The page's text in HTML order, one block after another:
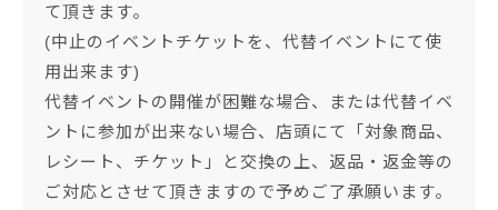
て頂きます。
(中止のイベントチケットを、代替イベントにて使
用出来ます)
代替イベントの開催が困難な場合、または代替イベ
ントに参加が出来ない場合、店頭にて「対象商品、
レシート、チケット」と交換の上、返品・返金等の
ご対応とさせて頂きますので予めご了承願います。